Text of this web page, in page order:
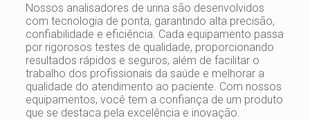
Nossos analisadores de urina são desenvolvidos
com tecnologia de ponta, garantindo alta precisão,
confiabilidade e eficiência. Cada equipamento passa
por rigorosos testes de qualidade, proporcionando
resultados rápidos e seguros, além de facilitar o
trabalho dos profissionais da saúde e melhorar a
qualidade do atendimento ao paciente. Com nossos
equipamentos, você tem a confiança de um produto
que se destaca pela excelência e inovação.